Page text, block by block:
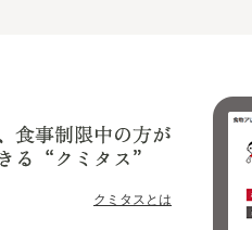
クミタスとは